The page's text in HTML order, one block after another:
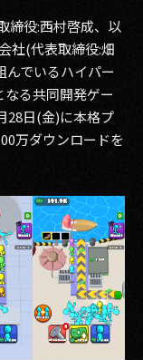
締役:西村啓成、以
社(代表取締役:畑
んでいるハイパー
る共同開発ゲー
28日(金)に本格プ
万ダウンロードを